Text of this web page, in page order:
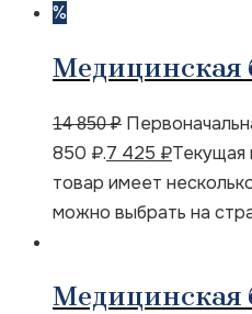
%
Медицинская
14 850₽
850 ₽.7 425 ₽Текущая
товар имеет
можно выбрать на
Медицинская